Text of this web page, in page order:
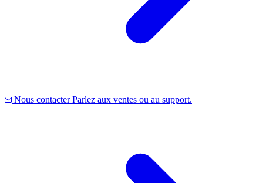
Nous contacter Parlez aux ventes ou au support.